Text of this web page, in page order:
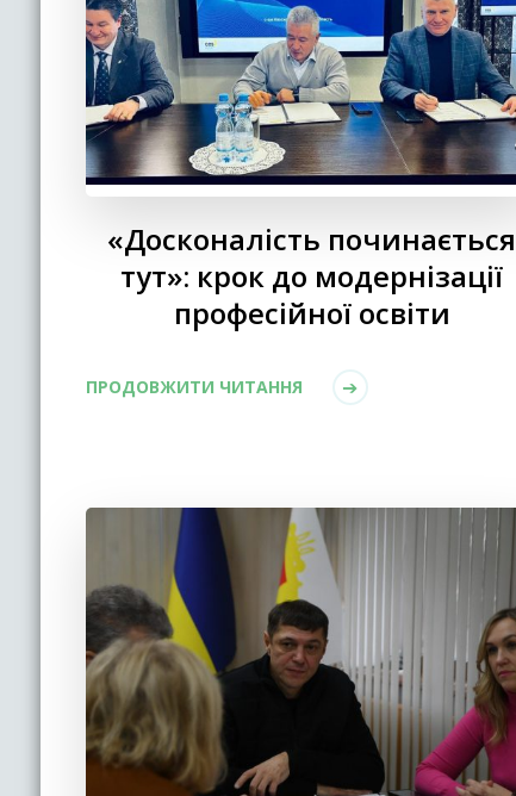
«Досконалість починається
тут»: крок до модернізації
професійної освіти
ПРОДОВЖИТИ ЧИТАННЯ